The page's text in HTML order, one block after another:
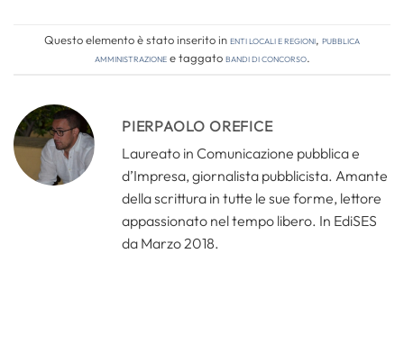
Questo elemento è stato inserito inEnti locali e regioni, Pubblica
amministrazionee taggatobandi di concorso.
PIERPAOLO OREFICE
Laureato in Comunicazione pubblica e
d’Impresa, giornalista pubblicista. Amante
della scrittura in tutte le sue forme, lettore
appassionato nel tempo libero. In EdiSES
da Marzo 2018.